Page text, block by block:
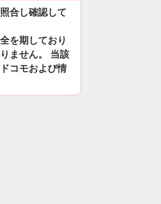
合し確認して
を期しており
ません。 当該
コモおよび情